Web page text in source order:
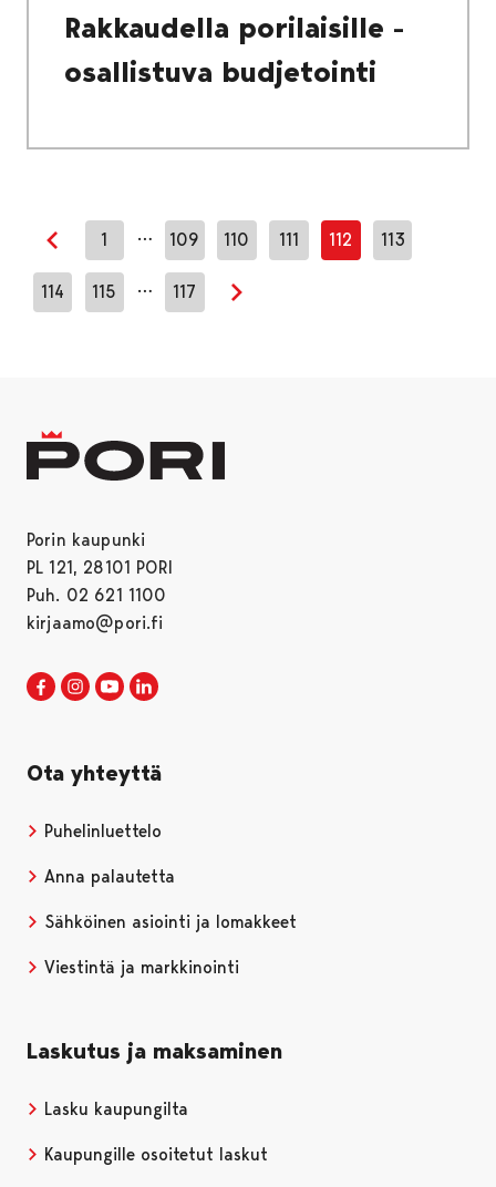
Rakkaudella porilaisille -
osallistuva budjetointi
Edellinen sivu
1 … 109 110 111 112 113
114 115 … 117
Seuraava sivu
Porin kaupunki
PL 121, 28101 PORI
Puh. 02 621 1100
kirjaamo@pori.fi
Porin kaupunki Facebookissa
Avautuu uudessa välilehdessä
Porin kaupunki Instagramissa
Avautuu uudessa välilehdessä
Porin kaupunki Youtubessa
Avautuu uudessa välilehdessä
Ota yhteyttä
Puhelinluettelo
Anna palautetta
Sähköinen asiointi ja lomakkeet
Viestintä ja markkinointi
Laskutus ja maksaminen
Lasku kaupungilta
Kaupungille osoitetut laskut